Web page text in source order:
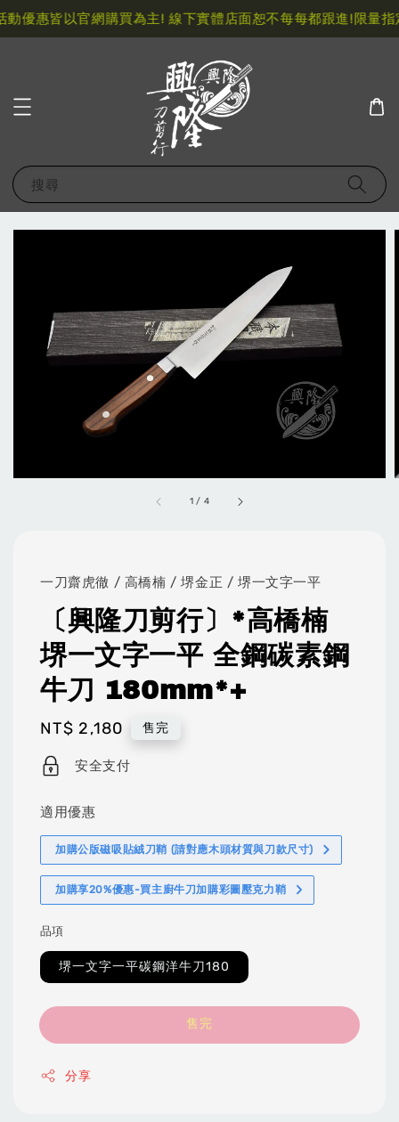
優惠皆以官網購買為主! 線下實體店面恕不每每都跟進!限量指
搜尋
1 / 4
一刀齋虎徹 / 高橋楠 / 堺金正 / 堺一文字一平
〔興隆刀剪行〕*高橋楠
堺一文字一平 全鋼碳素鋼
牛刀 180mm*+
Regular
price
NT$ 2,180 售完
安全支付
適用優惠
加購公版磁吸貼絨刀鞘 (請對應木頭材質與刀款尺寸)
加購享20%優惠-買主廚牛刀加購彩圖壓克力鞘
品項
堺一文字一平碳鋼洋牛刀180
售完
分享